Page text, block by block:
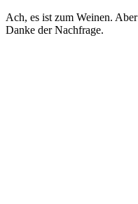
Ach, es ist zum Weinen.
Danke der Nachfrage.